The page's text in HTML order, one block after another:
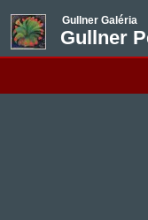
Gullner Galéria
Gullner